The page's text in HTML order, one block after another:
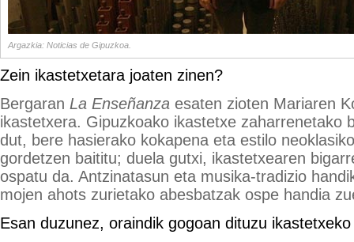
Argazkia: Noticias de Gipuzkoa.
Zein ikastetxetara joaten zinen?
Bergaran La Enseñanza esaten zioten Mariaren
ikastetxera. Gipuzkoako ikastetxe zaharrenetako
dut, bere hasierako kokapena eta estilo
gordetzen baititu; duela gutxi, ikastetxearen
ospatu da. Antzinatasun eta musika-tradizio
mojen ahots zurietako abesbatzak ospe handia
Esan duzunez, oraindik gogoan dituzu